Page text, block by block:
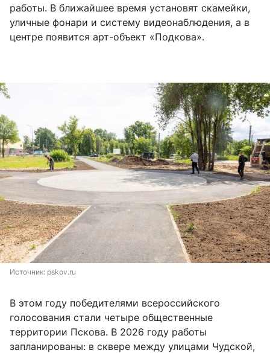
работы. В ближайшее время установят скамейки,
уличные фонари и систему видеонаблюдения, а в
центре появится арт-объект «Подкова».
Источник: pskov.ru
В этом году победителями всероссийского
голосования стали четыре общественные
территории Пскова. В 2026 году работы
запланированы: в сквере между улицами Чудской,